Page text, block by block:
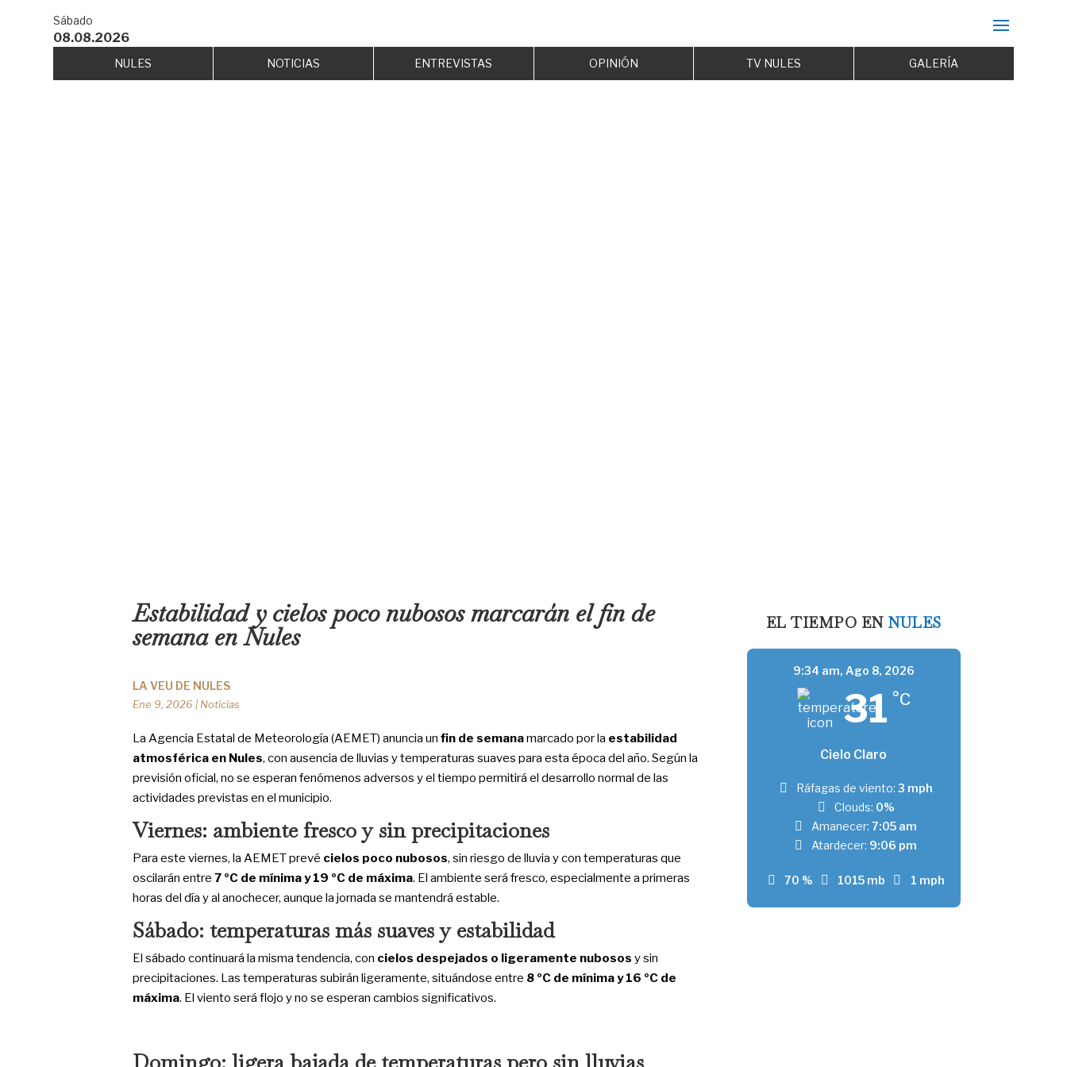
Sábado
08.08.2026
NULES NOTICIAS ENTREVISTAS OPINIÓN TV NULES GALERÍA
Estabilidad y cielos poco nubosos marcarán el fin de
semana en Nules
LA VEU DE NULES
Ene 9, 2026 | Noticias
La Agencia Estatal de Meteorología (AEMET) anuncia un fin de semanamarcado por la estabilidad
atmosférica en Nules, con ausencia de lluvias y temperaturas suaves para esta época del año. Según la
previsión oficial, no se esperan fenómenos adversos y el tiempo permitirá el desarrollo normal de las
actividades previstas en el municipio.
Viernes: ambiente fresco y sin precipitaciones
Para este viernes, la AEMET prevé cielos poco nubosos, sin riesgo de lluvia y con temperaturas que
oscilarán entre 7 ºC de mínima y 19 ºC de máxima. El ambiente será fresco, especialmente a primeras
horas del día y al anochecer, aunque la jornada se mantendrá estable.
Sábado: temperaturas más suaves y estabilidad
El sábado continuará la misma tendencia, con cielos despejados o ligeramente nubosos y sin
precipitaciones. Las temperaturas subirán ligeramente, situándose entre 8 ºC de mínima y 16 ºC de
máxima. El viento será flojo y no se esperan cambios significativos.
EL TIEMPO EN NULES
9:34 am, Ago 8, 2026
31 °C
Cielo Claro
70 % 1015 mb 1 mph
Ráfagas de viento: 3 mph
Clouds: 0%
Amanecer: 7:05 am
Atardecer: 9:06 pm